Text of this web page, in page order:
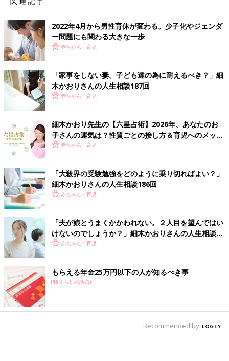
2022年4月から男性育休が変わる。少子化やジェンダ
ー問題にも関わる大きな一歩
赤ちゃん・育児
「家事をしない妻。子ども達の為に耐えるべき？」細
木かおりさんの人生相談187回
赤ちゃん・育児
細木かおり先生の【六星占術】2026年、あなたのお
子さんの運気は？性質ごとの接し方＆育児へのメッセ
ージ赤ちゃん・育児
「大殺界の受験勉強をどのように乗り切ればよい？」
細木かおりさんの人生相談186回
赤ちゃん・育児
「夫が娘とうまくかかわれない。２人目を望んではい
けないのでしょうか？」細木かおりさんの人生相談
183回赤ちゃん・育児
もらえる年金25万円以下の人が知るべき事
PR(くらしの話題)
Recommended by